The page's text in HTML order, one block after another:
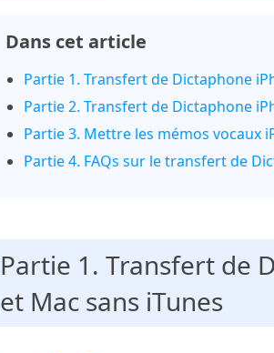
Dans cet article
Partie 1. Transfert de Dictaphone
Partie 2. Transfert de Dictaphone
Partie 3. Mettre les mémos vocaux
Partie 4. FAQs sur le transfert de
Partie 1. Transfert de
et Mac sans iTunes